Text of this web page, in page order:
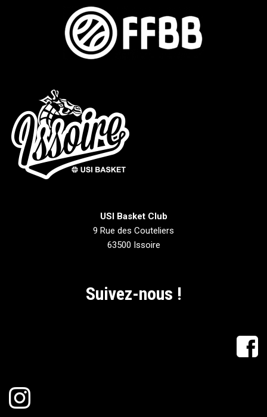
USI Basket Club
9 Rue des Couteliers
63500 Issoire
Suivez-nous !